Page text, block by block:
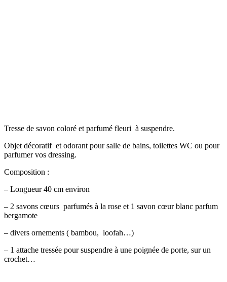
Tresse de savon coloré et parfumé fleuri à suspendre.
Objet décoratif et odorant pour salle de bains, toilettes WC ou pour
parfumer vos dressing.
Composition :
– Longueur 40 cm environ
– 2 savons cœurs parfumés à la rose et 1 savon cœur blanc parfum
bergamote
– divers ornements ( bambou, loofah…)
– 1 attache tressée pour suspendre à une poignée de porte, sur un
crochet…